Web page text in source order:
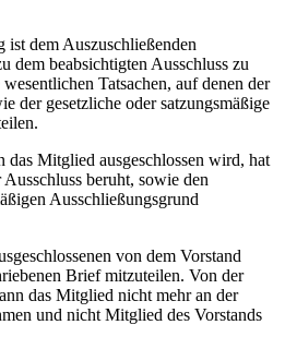
ist dem Auszuschließenden
dem beabsichtigten Ausschluss zu
Tatsachen, auf denen der
der gesetzliche oder satzungsmäßige
das Mitglied ausgeschlossen wird, hat
beruht, sowie den
Ausschließungsgrund
von dem Vorstand
Brief mitzuteilen. Von der
das Mitglied nicht mehr an der
und nicht Mitglied des Vorstands